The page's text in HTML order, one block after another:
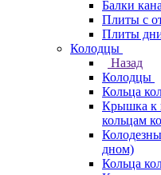
Балки
Плиты с
Плиты
Колодцы
Назад
Колодцы
Кольца
Крышка к
кольцам
дном)
Кольца